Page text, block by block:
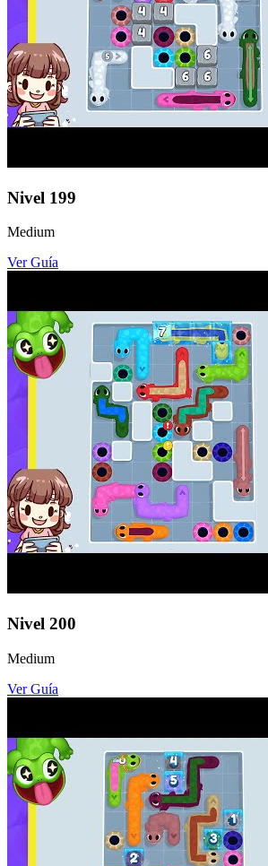
Nivel 199
Medium
Ver Guía
Nivel 200
Medium
Ver Guía